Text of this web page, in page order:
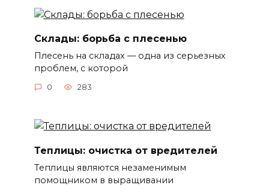
Склады: борьба с плесенью
Плесень на складах — одна из серьезных
проблем, с которой
0 283
Теплицы: очистка от вредителей
Теплицы являются незаменимым
помощником в выращивании